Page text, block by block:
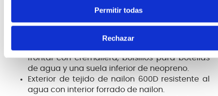
Permitir todas
Rechazar
con clip para el pecho
La mochila tiene un interior de gran
capacidad con funda acolchada para
frontal con cremallera, bolsillos para botellas
de agua y una suela inferior de neopreno.
Exterior de tejido de nailon 600D resistente al
agua con interior forrado de nailon.